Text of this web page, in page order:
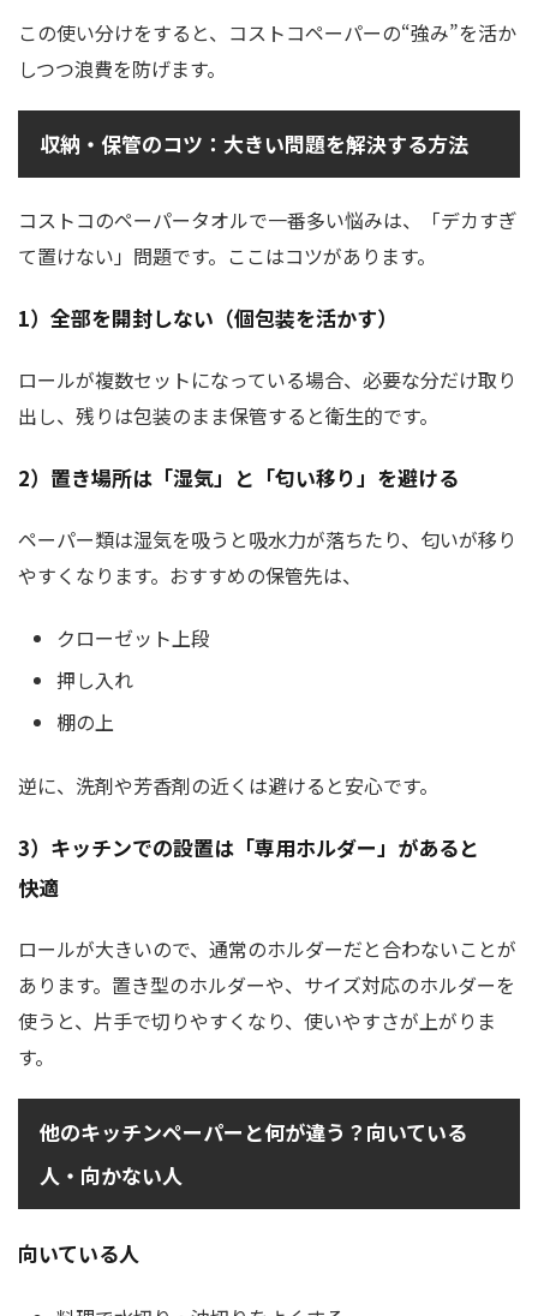
この使い分けをすると、コストコペーパーの“強み”を活か
しつつ浪費を防げます。
収納・保管のコツ：大きい問題を解決する方法
コストコのペーパータオルで一番多い悩みは、「デカすぎ
て置けない」問題です。ここはコツがあります。
1）全部を開封しない（個包装を活かす）
ロールが複数セットになっている場合、必要な分だけ取り
出し、残りは包装のまま保管すると衛生的です。
2）置き場所は「湿気」と「匂い移り」を避ける
ペーパー類は湿気を吸うと吸水力が落ちたり、匂いが移り
やすくなります。おすすめの保管先は、
クローゼット上段
押し入れ
棚の上
逆に、洗剤や芳香剤の近くは避けると安心です。
3）キッチンでの設置は「専用ホルダー」があると
快適
ロールが大きいので、通常のホルダーだと合わないことが
あります。置き型のホルダーや、サイズ対応のホルダーを
使うと、片手で切りやすくなり、使いやすさが上がりま
す。
他のキッチンペーパーと何が違う？向いている
人・向かない人
向いている人